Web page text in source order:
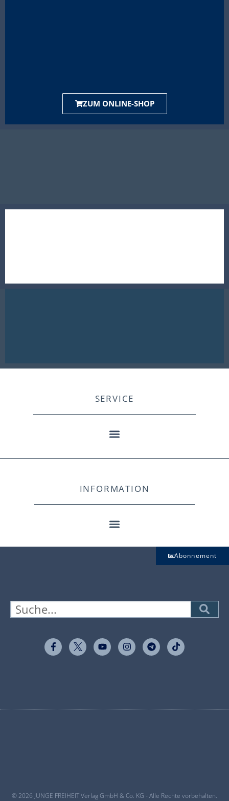
ZUM ONLINE-SHOP
SERVICE
INFORMATION
Abonnement
© 2026 JUNGE FREIHEIT Verlag GmbH & Co. KG - Alle Rechte vorbehalten.